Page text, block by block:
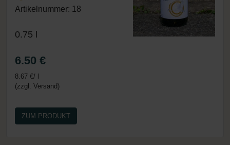
Artikelnummer: 18
0.75 l
6.50 €
8.67 €/ l
(zzgl. Versand)
ZUM PRODUKT